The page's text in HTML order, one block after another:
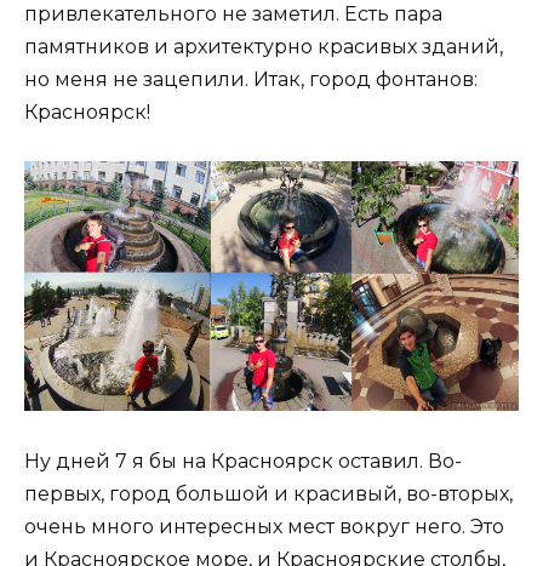
привлекательного не заметил. Есть пара
памятников и архитектурно красивых зданий,
но меня не зацепили. Итак, город фонтанов:
Красноярск!
Ну дней 7 я бы на Красноярск оставил. Во-
первых, город большой и красивый, во-вторых,
очень много интересных мест вокруг него. Это
и Красноярское море, и Красноярские столбы,